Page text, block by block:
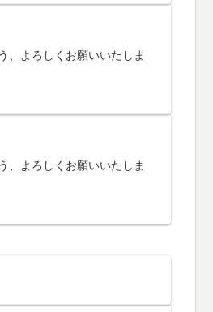
、よろしくお願いいたしま
、よろしくお願いいたしま